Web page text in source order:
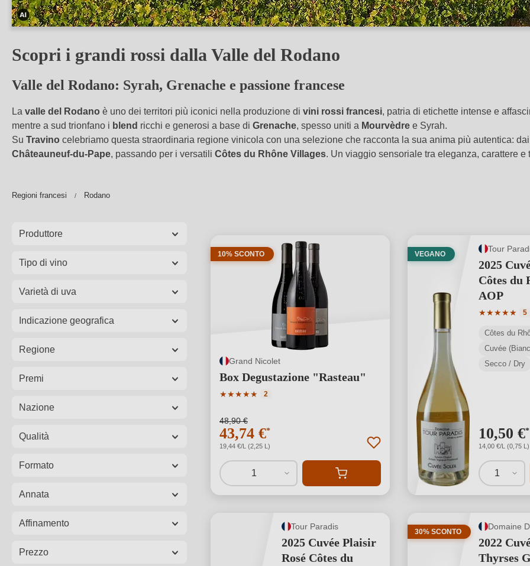
Questa
è
modificata
l'aiuto
dell'IA.
Scopri i grandi rossi dalla Valle del Rodano
Valle del Rodano: Syrah, Grenache e passione francese
La valle del Rodano è uno dei territori più iconici nella produzione di vini rossi francesi, patria di etichette intense e
mentre a sud trionfano i blend ricchi e generosi a base di Grenache, spesso uniti a Mourvèdre e Syrah.
Su Travino celebriamo questa straordinaria regione vinicola con una selezione che racconta la sua anima più autentica:
Châteauneuf‑du‑Pape, passando per i versatili Côtes du Rhône Villages. Un viaggio sensoriale tra eleganza, carattere e
Regioni francesi Rodano
Produttore
Tipo di vino
Varietà di uva
Indicazione geografica
Regione
Premi
Nazione
Qualità
Formato
Annata
Affinamento
Prezzo
10% SCONTO
Grand Nicolet
Box Degustazione "Rasteau"
★★★★★
Valutazione media di 5 su 5 stelle
2
48,90 €
43,74 €*
19,44 €/L (2,25 L)
1
VEGANO
Tour
2025
Côtes du
AOP
★★★★★
Valutazione
5
Côtes du
Cuvée
Secco / Dry
10,50 €*
14,00 €/L (0,75 L)
1
Tour Paradis
2025 Cuvée Plaisir
Rosé Côtes du
30% SCONTO
2022
Thyrses